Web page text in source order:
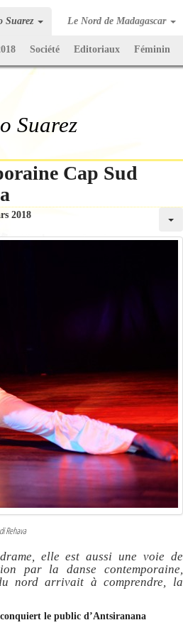
Suarez Le Nord de Madagascar
Société Editoriaux Féminin
Suarez
Cap Sud
2018
Rehava
elle est aussi une voie de
par la danse contemporaine,
nord arrivait à comprendre, la
le public d’Antsiranana